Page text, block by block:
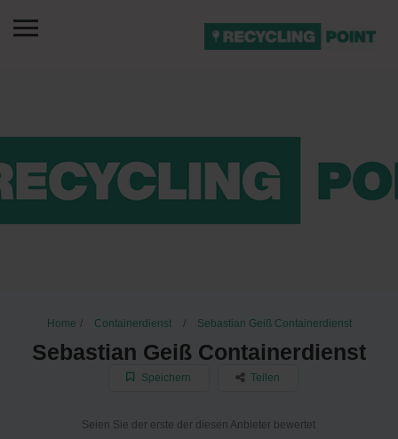
Home Containerdienst Sebastian Geiß Containerdienst
Sebastian Geiß Containerdienst
Speichern Teilen
Seien Sie der erste der diesen Anbieter bewertet